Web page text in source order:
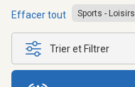
Effacer tout Sports - Loisirs
Trier et Filtrer